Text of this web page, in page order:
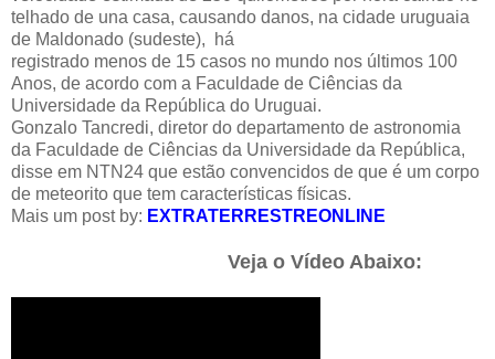
telhado de una casa, causando danos, na cidade uruguaia
de Maldonado (sudeste), há
registrado menos de 15 casos no mundo nos últimos 100
Anos, de acordo com a Faculdade de Ciências da
Universidade da República do Uruguai.
Gonzalo Tancredi, diretor do departamento de astronomia
da Faculdade de Ciências da Universidade da República,
disse em NTN24 que estão convencidos de que é um corpo
de meteorito que tem características físicas.
Mais um post by: EXTRATERRESTREONLINE
Veja o Vídeo Abaixo: